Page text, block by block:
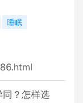
睡眠
？怎样选